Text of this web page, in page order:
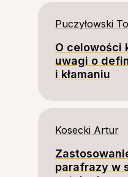
Puczyłowski
O celowości
uwagi o
i kłamaniu
Kosecki Artur
parafrazy w